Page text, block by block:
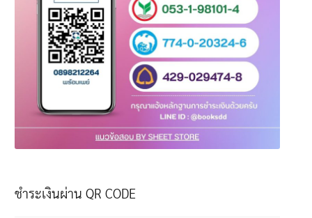
ชำระเงินผ่าน QR CODE